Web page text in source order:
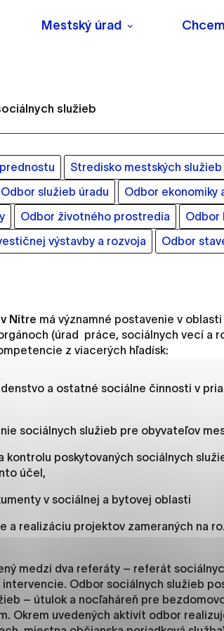
Mestský úrad
služieb
Stredisko mestských služieb
Odbor služieb úradu Odbor ekonomiky
Odbor životného prostredia Odbor
výstavby a rozvoja Odbor
Nitre má významné postavenie v
(úrad práce, sociálnych vecí a
z viacerých hľadísk:
a ostatné sociálne činnosti v
sociálnych služieb pre obyvateľov
poskytovaných sociálnych
účel,
v sociálnej a bytovej oblasti
a realizáciu projektov zameraných na
medzi dva referáty – referát
Odbor sociálnych služieb
– útulok a nocľaháreň pre
Okrem uvedených aktivít odbor
webové stránky môžu ukladať
ktorú chcete povoliť
prevádzku nevyhnutné a pomáhajú
ako je navigácia na stránke a prístup
nemôže web správne fungovať.
prevádzkovateľovi stránok pochopiť,
a ponúknuť im lepšiu skúsenosť.
osobou.